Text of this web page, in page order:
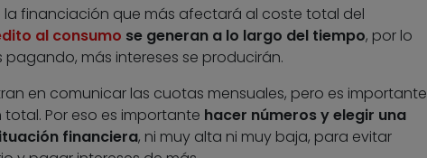
la financiación que más afectará al coste total del
al consumo se generan a lo largo del tiempo, por lo
más intereses se producirán.
en comunicar las cuotas mensuales, pero es importante
Por eso es importante hacer números y elegir una
financiera, ni muy alta ni muy baja, para evitar